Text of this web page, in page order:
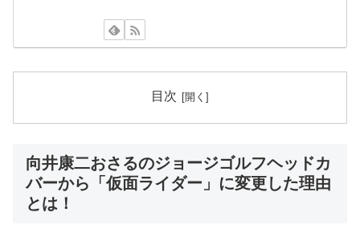
目次
向井康二おさるのジョージゴルフヘッドカ
バーから「仮面ライダー」に変更した理由
とは！